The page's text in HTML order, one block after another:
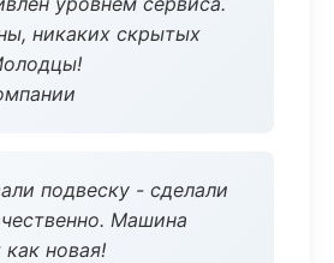
никаких скрытых
подвеску - сделали
Машина
как новая!